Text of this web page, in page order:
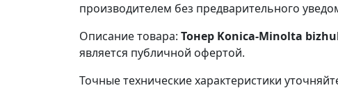
производителем без предварительного
Описание товара: Тонер Konica-Minolta
является публичной офертой.
Точные технические характеристики